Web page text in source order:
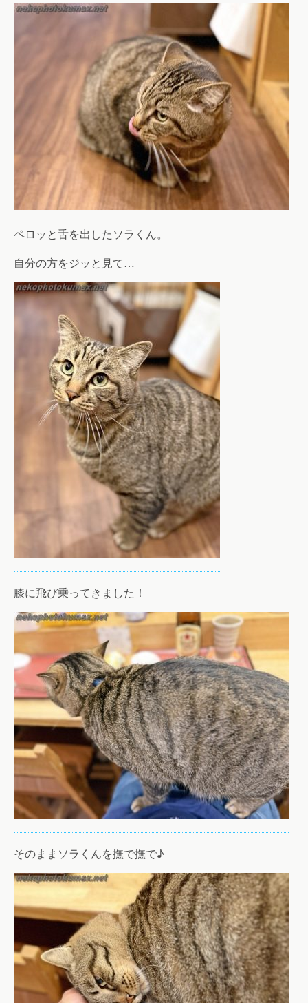
ペロッと舌を出したソラくん。
自分の方をジッと見て…
膝に飛び乗ってきました！
そのままソラくんを撫で撫で♪